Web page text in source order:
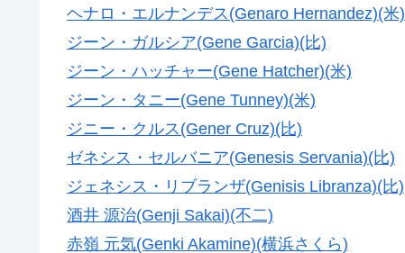
ヘナロ・エルナンデス(Genaro Hernandez)(米)
ジーン・ガルシア(Gene Garcia)(比)
ジーン・ハッチャー(Gene Hatcher)(米)
ジーン・タニー(Gene Tunney)(米)
ジニー・クルス(Gener Cruz)(比)
ゼネシス・セルバニア(Genesis Servania)(比)
ジェネシス・リブランザ(Genisis Libranza)(比)
酒井 源治(Genji Sakai)(不二)
赤嶺 元気(Genki Akamine)(横浜さくら)